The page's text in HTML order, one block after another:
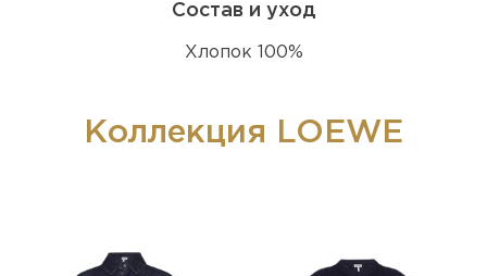
Состав и уход
Хлопок 100%
Коллекция LOEWE